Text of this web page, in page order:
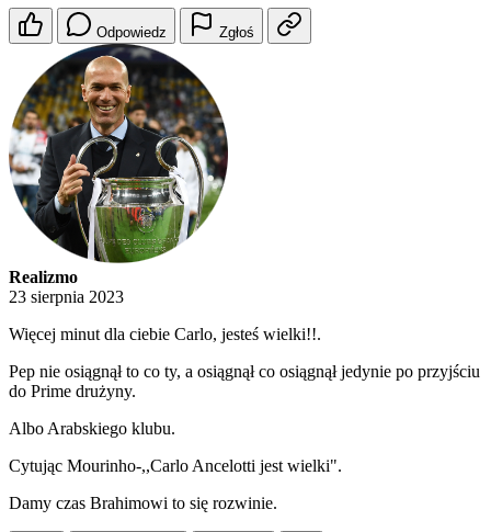
Odpowiedz Zgłoś
Realizmo
23 sierpnia 2023
Więcej minut dla ciebie Carlo, jesteś wielki!!.
Pep nie osiągnął to co ty, a osiągnął co osiągnął jedynie po przyjściu
do Prime drużyny.
Albo Arabskiego klubu.
Cytując Mourinho-,,Carlo Ancelotti jest wielki".
Damy czas Brahimowi to się rozwinie.